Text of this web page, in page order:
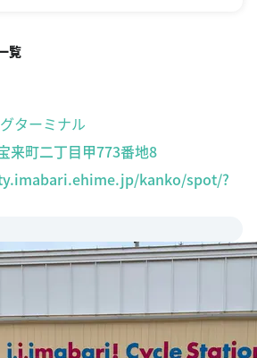
覧
ターミナル
来町二丁目甲773番地8
kanko/spot/?